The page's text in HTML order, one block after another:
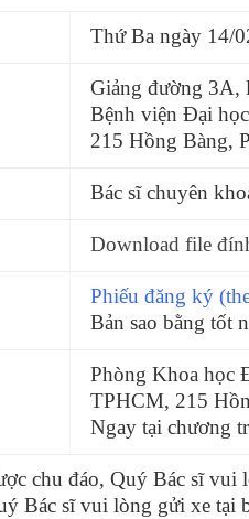
Thứ Ba ngày 14/
Giảng đường 3A,
Bệnh viện Đại
215 Hồng Bàng,
Bác sĩ chuyên
Download file
Phiếu đăng ký
Bản sao bằng tốt
Phòng Khoa học
TPHCM, 215
Ngay tại chương
chu đáo, Quý Bác sĩ
Bác sĩ vui lòng gửi xe tại